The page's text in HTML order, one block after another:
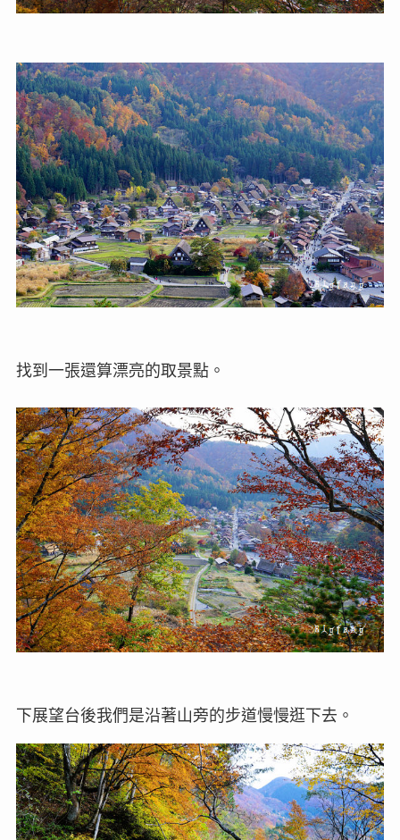
找到一張還算漂亮的取景點。
下展望台後我們是沿著山旁的步道慢慢逛下去。